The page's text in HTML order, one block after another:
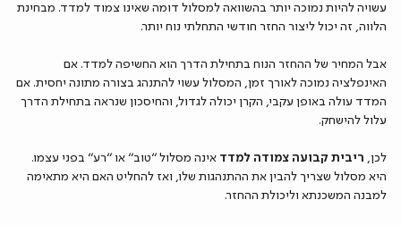
עשויה להיות נמוכה יותר בהשוואה למסלול דומה שאינו צמוד למדד. מבחינת
הלווה, זה יכול ליצור החזר חודשי התחלתי נוח יותר.
אבל המחיר של ההחזר הנוח בתחילת הדרך הוא החשיפה למדד. אם
האינפלציה נמוכה לאורך זמן, המסלול עשוי להתנהג בצורה מתונה יחסית. אם
המדד עולה באופן עקבי, הקרן יכולה לגדול, והחיסכון שנראה בתחילת הדרך
עלול להישחק.
לכן, ריבית קבועה צמודה למדד אינה מסלול “טוב” או “רע” בפני עצמו.
היא מסלול שצריך להבין את ההתנהגות שלו, ואז להחליט האם היא מתאימה
למבנה המשכנתא וליכולת ההחזר.